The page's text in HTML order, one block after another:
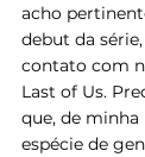
acho
debut da
contato com
Last of Us.
que, de minha
espécie de